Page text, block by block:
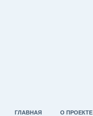
ГЛАВНАЯ О ПРОЕКТЕ